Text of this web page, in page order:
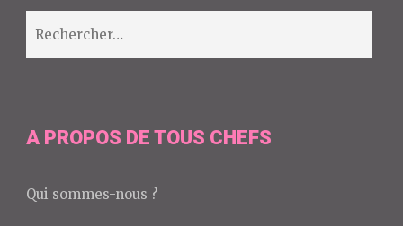
A PROPOS DE TOUS CHEFS
Qui sommes-nous ?